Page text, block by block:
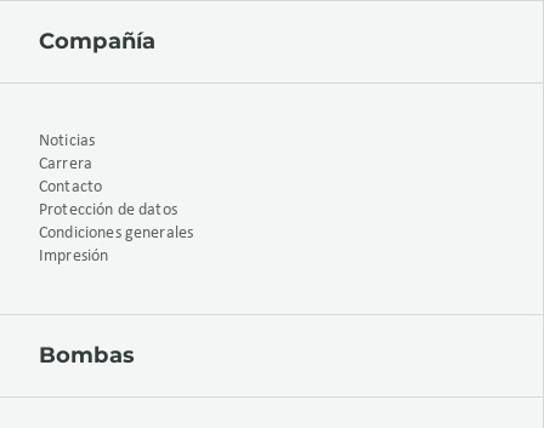
Compañía
Noticias
Carrera
Contacto
Protección de datos
Condiciones generales
Impresión
Bombas